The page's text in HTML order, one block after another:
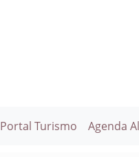
Portal Turismo Agenda